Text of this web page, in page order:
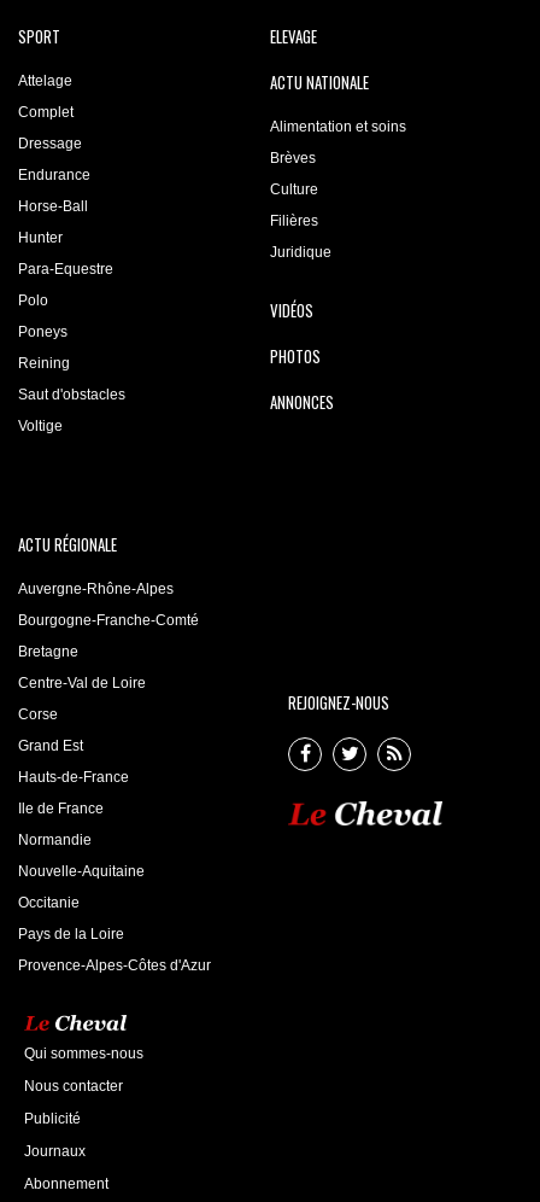
SPORT
Attelage
Complet
Dressage
Endurance
Horse-Ball
Hunter
Para-Equestre
Polo
Poneys
Reining
Saut d'obstacles
Voltige
ELEVAGE
ACTU NATIONALE
Alimentation et soins
Brèves
Culture
Filières
Juridique
VIDÉOS
PHOTOS
ANNONCES
ACTU RÉGIONALE
Auvergne-Rhône-Alpes
Bourgogne-Franche-Comté
Bretagne
Centre-Val de Loire
Corse
Grand Est
Hauts-de-France
Ile de France
Normandie
Nouvelle-Aquitaine
Occitanie
Pays de la Loire
Provence-Alpes-Côtes d'Azur
REJOIGNEZ-NOUS
Qui sommes-nous
Nous contacter
Publicité
Journaux
Abonnement